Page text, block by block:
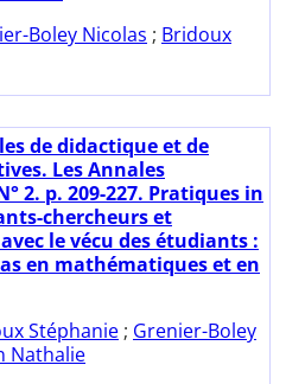
Boley Nicolas ; Bridoux
de didactique et de
Les Annales
2. p. 209-227. Pratiques in
chercheurs et
le vécu des étudiants :
en mathématiques et en
Stéphanie ; Grenier-Boley
Nathalie